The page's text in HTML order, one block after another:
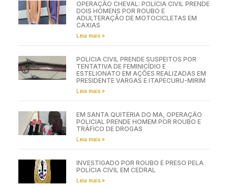
OPERAÇÃO CHEVAL: POLÍCIA CIVIL PRENDE
DOIS HOMENS POR ROUBO E
ADULTERAÇÃO DE MOTOCICLETAS EM
CAXIAS
Leia mais »
POLÍCIA CIVIL PRENDE SUSPEITOS POR
TENTATIVA DE FEMINICÍDIO E
ESTELIONATO EM AÇÕES REALIZADAS EM
PRESIDENTE VARGAS E ITAPECURU-MIRIM
Leia mais »
EM SANTA QUITÉRIA DO MA, OPERAÇÃO
POLICIAL PRENDE HOMEM POR ROUBO E
TRÁFICO DE DROGAS
Leia mais »
INVESTIGADO POR ROUBO É PRESO PELA
POLÍCIA CIVIL EM CEDRAL
Leia mais »